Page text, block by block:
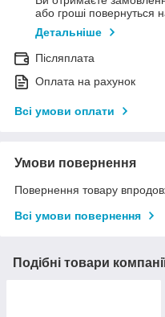
або гроші повернуться
Детальніше
Післяплата
Оплата на рахунок
Всі умови оплати
Умови повернення
Повернення товару
Всі умови повернення
Подібні товари